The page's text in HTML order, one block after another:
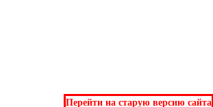
Перейти на старую версию сайта